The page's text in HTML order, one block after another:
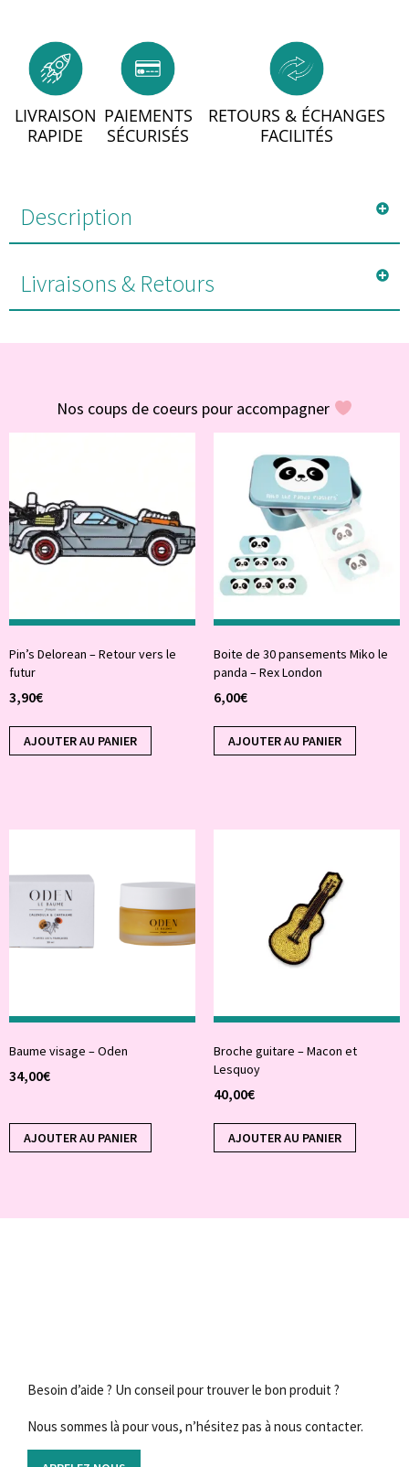
LIVRAISON
RAPIDE
PAIEMENTS
SÉCURISÉS
RETOURS & ÉCHANGES
FACILITÉS
Description
Livraisons & Retours
Nos coups de coeurs pour accompagner
Pin’s Delorean – Retour vers le
futur
3,90€
AJOUTER AU PANIER
Boite de 30 pansements Miko le
panda – Rex London
6,00€
AJOUTER AU PANIER
Baume visage – Oden
34,00€
AJOUTER AU PANIER
Broche guitare – Macon et
Lesquoy
40,00€
AJOUTER AU PANIER
Besoin d’aide ? Un conseil pour trouver le bon produit ?
Nous sommes là pour vous, n’hésitez pas à nous contacter.